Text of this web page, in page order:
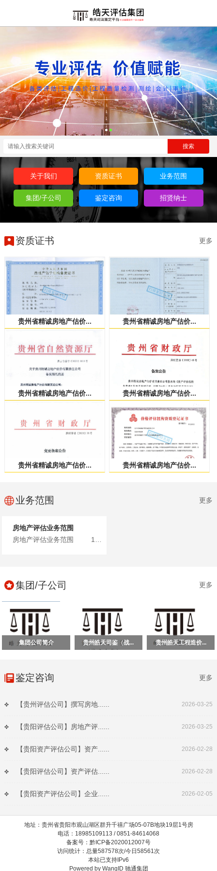
关于我们 资质证书 业务范围
集团/子公司 鉴定咨询 招贤纳士
资质证书 更多
贵州省精诚房地产估价... 贵州省精诚房地产估价...
贵州省精诚房地产估价... 贵州省精诚房地产估价...
贵州省精诚房地产估价... 贵州省精诚房地产估价...
业务范围 更多
房地产评估业务范围
房地产评估业务范围 1、土地、建筑物、构筑物、在建工...
集团/子公司 更多
集团公司简介 贵州皓天司鉴（战... 贵州皓天工程造价...
鉴定咨询 更多
【贵州评估公司】撰写房地...... 2026-03-25
【贵阳评估公司】房地产评...... 2026-03-25
【贵阳资产评估公司】资产...... 2026-02-28
【贵阳评估公司】资产评估...... 2026-02-28
【贵阳资产评估公司】企业...... 2026-02-05
地址：贵州省贵阳市观山湖区群升千禧广场05-07B地块19层1号房
电话：18985109113 / 0851-84614068
备案号：黔ICP备2020012007号
访问统计：总量587578次/今日58561次
本站已支持IPv6
Powered by WangID 驰通集团